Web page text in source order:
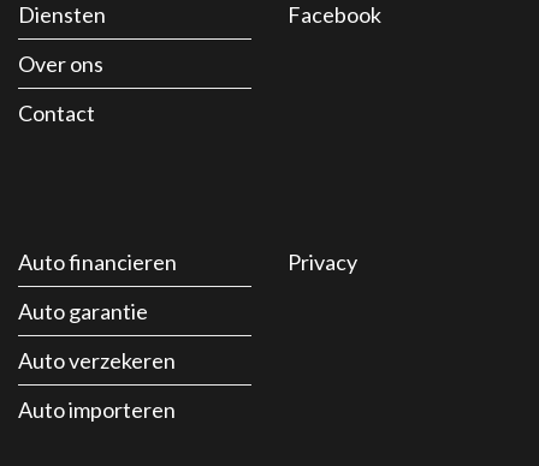
Diensten
Over ons
Contact
Facebook
Auto financieren
Auto garantie
Auto verzekeren
Auto importeren
Privacy